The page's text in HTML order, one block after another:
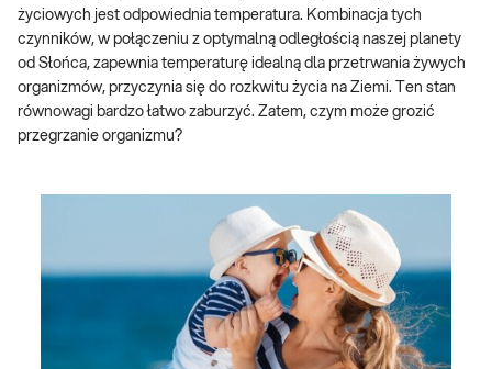
życiowych jest odpowiednia temperatura. Kombinacja tych
czynników, w połączeniu z optymalną odległością naszej planety
od Słońca, zapewnia temperaturę idealną dla przetrwania żywych
organizmów, przyczynia się do rozkwitu życia na Ziemi. Ten stan
równowagi bardzo łatwo zaburzyć. Zatem, czym może grozić
przegrzanie organizmu?